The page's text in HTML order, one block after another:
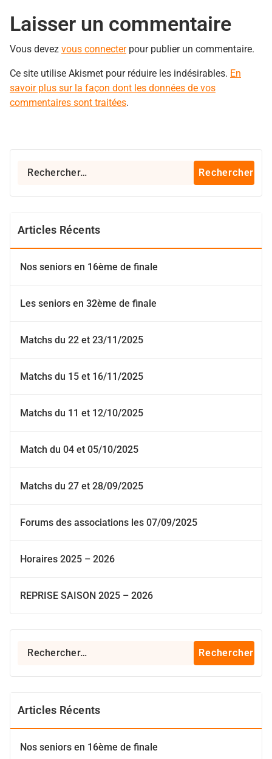
Laisser un commentaire
Vous devez vous connecterpour publier un commentaire.
Ce site utilise Akismet pour réduire les indésirables. En
savoir plus sur la façon dont les données de vos
commentaires sont traitées.
Rechercher :
Articles Récents
Nos seniors en 16ème de finale
Les seniors en 32ème de finale
Matchs du 22 et 23/11/2025
Matchs du 15 et 16/11/2025
Matchs du 11 et 12/10/2025
Match du 04 et 05/10/2025
Matchs du 27 et 28/09/2025
Forums des associations les 07/09/2025
Horaires 2025 – 2026
REPRISE SAISON 2025 – 2026
Rechercher :
Articles Récents
Nos seniors en 16ème de finale